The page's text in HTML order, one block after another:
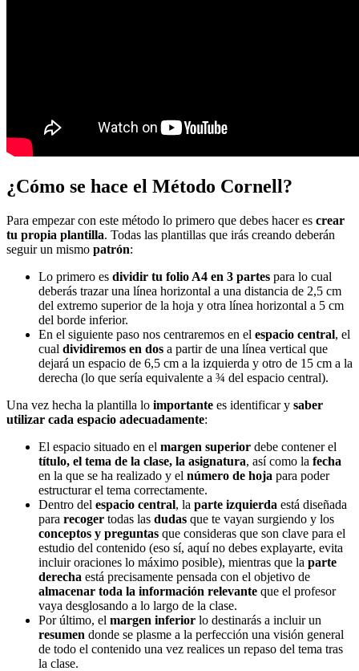
¿Cómo se hace el Método Cornell?
Para empezar con este método lo primero que debes hacer es crear
tu propia plantilla. Todas las plantillas que irás creando deberán
seguir un mismo patrón:
Lo primero es dividir tu folio A4 en 3 partes para lo cual
deberás trazar una línea horizontal a una distancia de 2,5 cm
del extremo superior de la hoja y otra línea horizontal a 5 cm
del borde inferior.
En el siguiente paso nos centraremos en el espacio central, el
cual dividiremos en dos a partir de una línea vertical que
dejará un espacio de 6,5 cm a la izquierda y otro de 15 cm a la
derecha (lo que sería equivalente a ¾ del espacio central).
Una vez hecha la plantilla lo importante es identificar y saber
utilizar cada espacio adecuadamente:
El espacio situado en el margen superior debe contener el
título, el tema de la clase, la asignatura, así como la fecha
en la que se ha realizado y el número de hoja para poder
estructurar el tema correctamente.
Dentro del espacio central, la parte izquierda está diseñada
para recoger todas las dudas que te vayan surgiendo y los
conceptos y preguntas que consideras que son clave para el
estudio del contenido (eso sí, aquí no debes explayarte, evita
incluir oraciones lo máximo posible), mientras que la parte
derecha está precisamente pensada con el objetivo de
almacenar toda la información relevante que el profesor
vaya desglosando a lo largo de la clase.
Por último, el margen inferior lo destinarás a incluir un
resumen donde se plasme a la perfección una visión general
de todo el contenido una vez realices un repaso del tema tras
la clase.